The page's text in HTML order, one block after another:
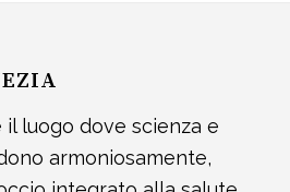
il luogo dove scienza e
armoniosamente,